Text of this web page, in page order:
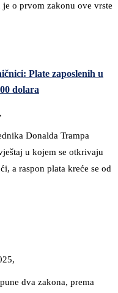
o prvom zakonu ove vrste
Plate zaposlenih u
dolara
Donalda Trampa
u kojem se otkrivaju
a raspon plata kreće se od
dva zakona, prema